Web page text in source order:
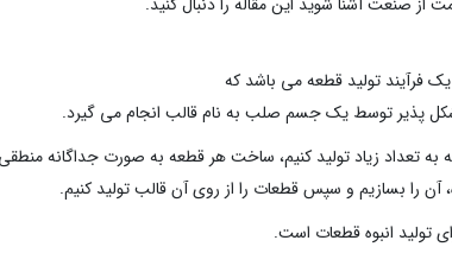
شکل پذیر توسط یک جسم صلب به نام قالب انجام می گیرد.
تعداد زیاد تولید کنیم، ساخت هر قطعه به صورت جداگانه
را بسازیم و سپس قطعات را از روی آن قالب تولید کنیم.
تولید انبوه قطعات است.